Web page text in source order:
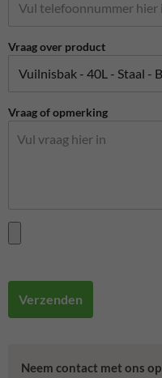
Vraag over product
Vraag of opmerking
Verzenden
Neem contact met ons op